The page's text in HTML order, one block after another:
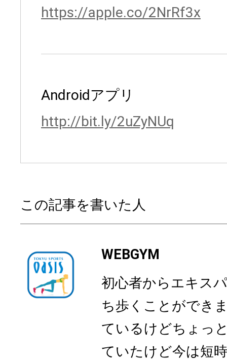
https://apple.co/2NrRf3x
Androidアプリ
http://bit.ly/2uZyNUq
この記事を書いた人
WEBGYM
初心者からエキス
ち歩くことができ
ているけどちょっ
ていたけど今は短